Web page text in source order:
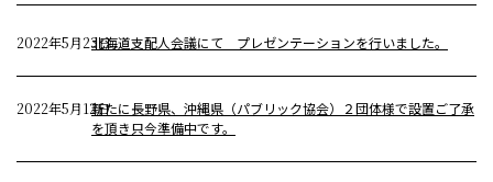
2022年5月23日北海道支配人会議にて プレゼンテーションを行いました。
2022年5月12日新たに長野県、沖縄県（パブリック協会）２団体様で設置ご了承
を頂き只今準備中です。